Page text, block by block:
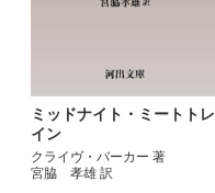
ミッドナイト・ミートトレ
イン
クライヴ・バーカー 著
宮脇 孝雄 訳